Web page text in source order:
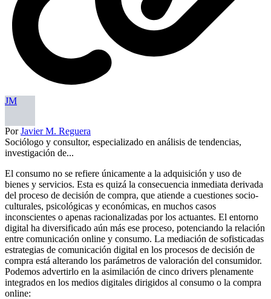
JM
PorJavier M. Reguera
Sociólogo y consultor, especializado en análisis de tendencias,
investigación de...
El consumo no se refiere únicamente a la adquisición y uso de
bienes y servicios. Esta es quizá la consecuencia inmediata derivada
del proceso de decisión de compra, que atiende a cuestiones socio-
culturales, psicológicas y económicas, en muchos casos
inconscientes o apenas racionalizadas por los actuantes. El entorno
digital ha diversificado aún más ese proceso, potenciando la relación
entre comunicación online y consumo. La mediación de sofisticadas
estrategias de comunicación digital en los procesos de decisión de
compra está alterando los parámetros de valoración del consumidor.
Podemos advertirlo en la asimilación de cinco drivers plenamente
integrados en los medios digitales dirigidos al consumo o la compra
online: